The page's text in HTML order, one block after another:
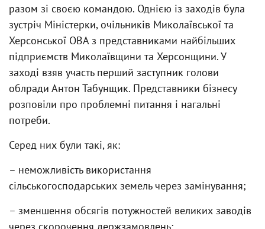
разом зі своєю командою. Однією із заходів була
зустріч Міністерки, очільників Миколаївської та
Херсонської ОВА з представниками найбільших
підприємств Миколаївщини та Херсонщини. У
заході взяв участь перший заступник голови
облради Антон Табунщик. Представники бізнесу
розповіли про проблемні питання і нагальні
потреби.
Серед них були такі, як:
– неможливість використання
сільськогосподарських земель через замінування;
– зменшення обсягів потужностей великих заводів